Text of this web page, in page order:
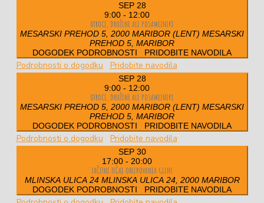
SEP 28
9:00 - 12:00
OTROCI, DRUŽINE ALI POSAMEZNIKI
MESARSKI PREHOD 5, 2000 MARIBOR (LENT) MESARSKI
PREHOD 5, MARIBOR
DOGODEK PODROBNOSTI
PRIDOBITE NAVODILA
Podrobnosti o dogodku Pridobite navodila
SEP 28
9:00 - 12:00
OTROCI, DRUŽINE ALI POSAMEZNIKI
MESARSKI PREHOD 5, 2000 MARIBOR (LENT) MESARSKI
PREHOD 5, MARIBOR
DOGODEK PODROBNOSTI
PRIDOBITE NAVODILA
Podrobnosti o dogodku Pridobite navodila
SEP 30
17:00 - 20:00
ZAČETNI TEČAJ OBLIKOVANJA GLINE
MLINSKA ULICA 24
MLINSKA ULICA 24, 2000 MARIBOR
DOGODEK PODROBNOSTI
PRIDOBITE NAVODILA